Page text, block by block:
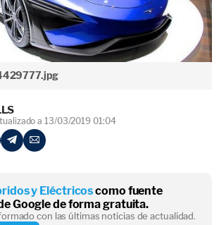
a 13/03/2019 01:04
y Eléctricoscomo fuente
Google de forma gratuita.
con las últimas noticias de actualidad.